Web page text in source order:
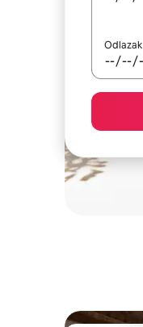
Odlazak